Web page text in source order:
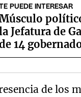
PUEDE INTERESAR
Jefatura de
14
de los